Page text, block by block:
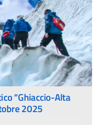
“Ghiaccio-Alta
2025